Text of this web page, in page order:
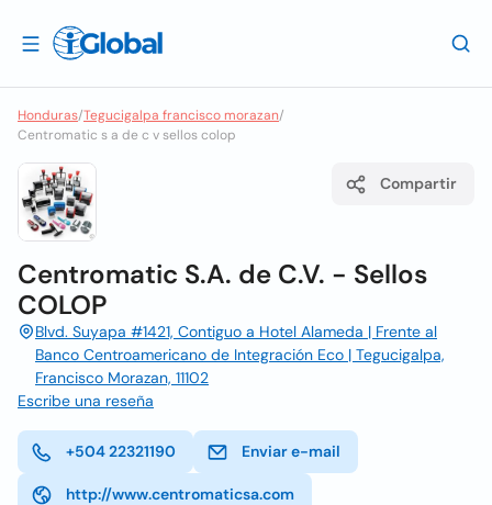
Honduras/Tegucigalpa francisco morazan/
Centromatic s a de c v sellos colop
Compartir
Centromatic S.A. de C.V. - Sellos
COLOP
Blvd. Suyapa #1421, Contiguo a Hotel Alameda | Frente al
Banco Centroamericano de Integración Eco | Tegucigalpa,
Francisco Morazan, 11102
Escribe una reseña
+504 22321190 Enviar e-mail
http://www.centromaticsa.com